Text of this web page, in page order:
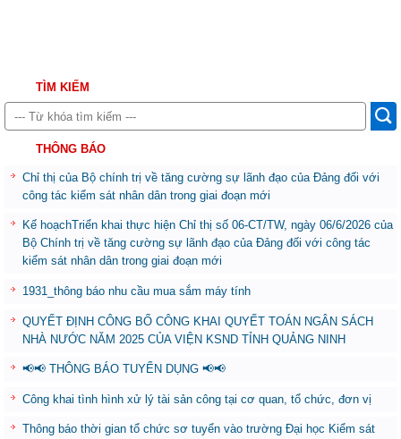
TÌM KIẾM
THÔNG BÁO
Chỉ thị của Bộ chính trị về tăng cường sự lãnh đạo của Đảng đối với
công tác kiểm sát nhân dân trong giai đoạn mới
Kế hoạchTriển khai thực hiện Chỉ thị số 06-CT/TW, ngày 06/6/2026 của
Bộ Chính trị về tăng cường sự lãnh đạo của Đảng đối với công tác
kiểm sát nhân dân trong giai đoạn mới
1931_thông báo nhu cầu mua sắm máy tính
QUYẾT ĐỊNH CÔNG BỐ CÔNG KHAI QUYẾT TOÁN NGÂN SÁCH
NHÀ NƯỚC NĂM 2025 CỦA VIỆN KSND TỈNH QUẢNG NINH
📢📢 THÔNG BÁO TUYỂN DỤNG 📢📢
Công khai tình hình xử lý tài sản công tại cơ quan, tổ chức, đơn vị
Thông báo thời gian tổ chức sơ tuyển vào trường Đại học Kiểm sát